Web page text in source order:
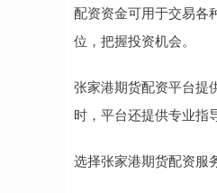
配资资金可用于交易各
位，把握投资机会。
张家港期货配资平台提
时，平台还提供专业指
选择张家港期货配资服